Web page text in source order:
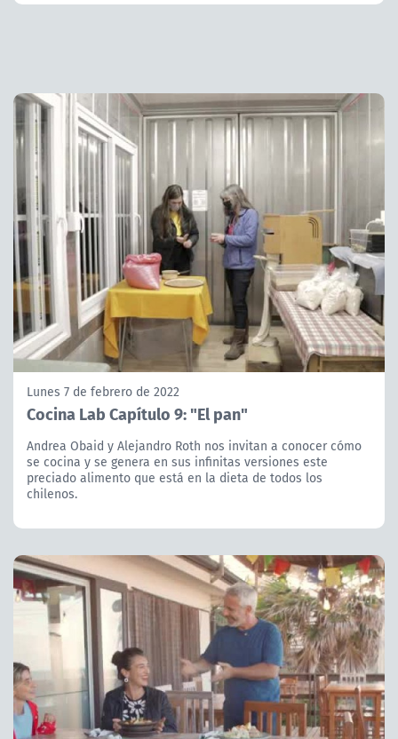
Lunes 7 de febrero de 2022
Cocina Lab Capítulo 9: "El pan"
Andrea Obaid y Alejandro Roth nos invitan a conocer cómo
se cocina y se genera en sus infinitas versiones este
preciado alimento que está en la dieta de todos los
chilenos.